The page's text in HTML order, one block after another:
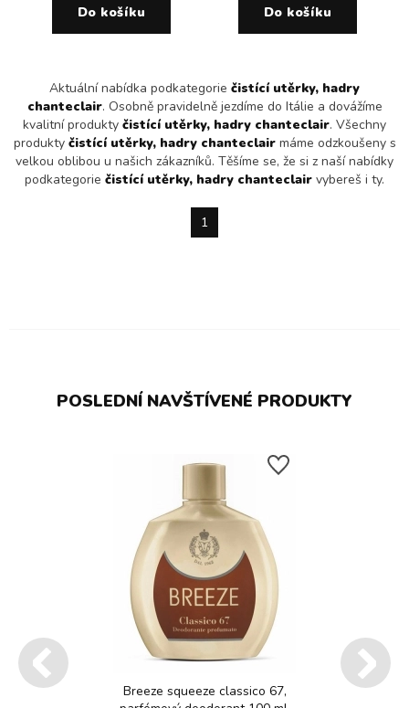
Do košíku Do košíku
Aktuální nabídka podkategorie čistící utěrky, hadry
chanteclair. Osobně pravidelně jezdíme do Itálie a dovážíme
kvalitní produkty čistící utěrky, hadry chanteclair. Všechny
produkty čistící utěrky, hadry chanteclairmáme odzkoušeny s
velkou oblibou u našich zákazníků. Těšíme se, že si z naší nabídky
podkategorie čistící utěrky, hadry chanteclair vybereš i ty.
1
POSLEDNÍ NAVŠTÍVENÉ PRODUKTY
Breeze squeeze classico 67,